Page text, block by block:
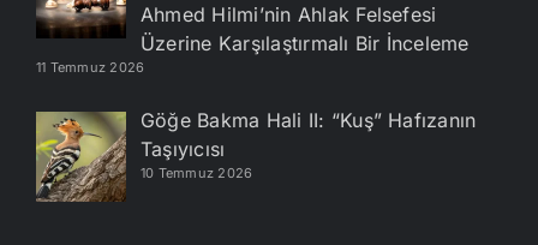
Ahmed Hilmi’nin Ahlak Felsefesi
Üzerine Karşılaştırmalı Bir İnceleme
11 Temmuz 2026
Göğe Bakma Hali II: “Kuş” Hafızanın
Taşıyıcısı
10 Temmuz 2026